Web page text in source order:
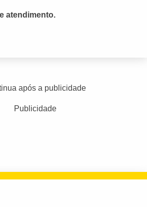
atendimento.
após a publicidade
Publicidade